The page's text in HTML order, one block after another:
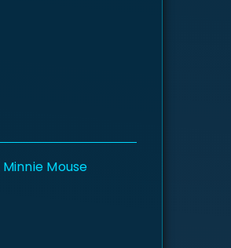
Minnie Mouse